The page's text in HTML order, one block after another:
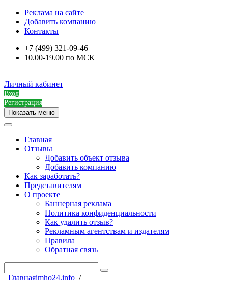
Реклама на сайте
Добавить компанию
Контакты
+7 (499) 321-09-46
10.00-19.00 по МСК
Личный кабинет
Вход
Регистрация
Показать меню
Главная
Отзывы
Добавить объект отзыва
Добавить компанию
Как заработать?
Представителям
О проекте
Баннерная реклама
Политика конфиденциальности
Как удалить отзыв?
Рекламным агентствам и издателям
Правила
Обратная связь
Главнаяimho24.info /